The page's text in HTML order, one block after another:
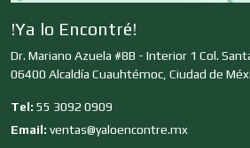
Cocinas Integrales
!Ya lo Encontré!
Dr. Mariano Azuela #8B - Interior 1 Col.
06400 Alcaldía Cuauhtémoc, Ciudad de
Tel: 55 3092 0909
Email: ventas@yaloencontre.mx